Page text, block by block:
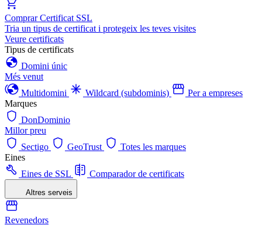
Comprar Certificat SSL
Tria un tipus de certificat i protegeix les teves visites
Veure certificats
Tipus de certificats
Domini únic
Més venut
Multidomini
Wildcard (subdominis)
Per a empreses
Marques
DonDominio
Millor preu
Sectigo
GeoTrust
Totes les marques
Eines
Eines de SSL
Comparador de certificats
Altres serveis
Revenedors